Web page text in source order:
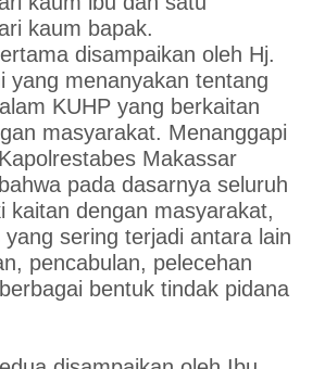
kaum bapak.
disampaikan oleh Hj.
yang menanyakan tentang
KUHP yang berkaitan
masyarakat. Menanggapi
Makassar
pada dasarnya seluruh
kaitan dengan masyarakat,
sering terjadi antara lain
pencabulan, pelecehan
bentuk tindak pidana